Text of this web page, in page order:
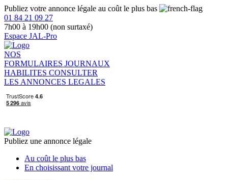
Publiez votre annonce légale au coût le plus bas
01 84 21 09 27
7h00 à 19h00 (non surtaxé)
Espace JAL-Pro
NOS
FORMULAIRES JOURNAUX
HABILITES CONSULTER
LES ANNONCES LEGALES
Publiez une annonce légale
Au coût le plus bas
En choisissant votre journal